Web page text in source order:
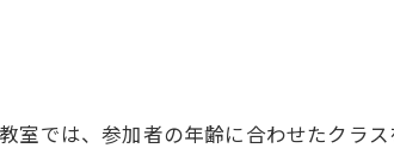
室では、参加者の年齢に合わせたクラ